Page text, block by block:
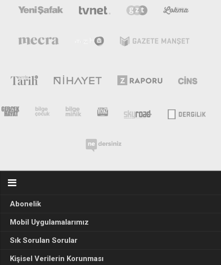
Abonelik
Mobil Uygulamalarımız
Sık Sorulan Sorular
Kişisel Verilerin Korunması